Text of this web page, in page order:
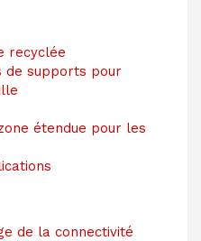
recyclée
de supports pour
étendue pour les
de la connectivité